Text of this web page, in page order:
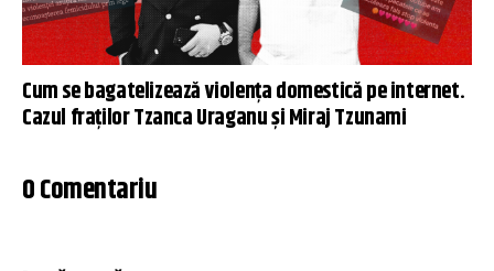
Cum se bagatelizează violența domestică pe internet.
Cazul fraților Tzanca Uraganu și Miraj Tzunami
0 Comentariu